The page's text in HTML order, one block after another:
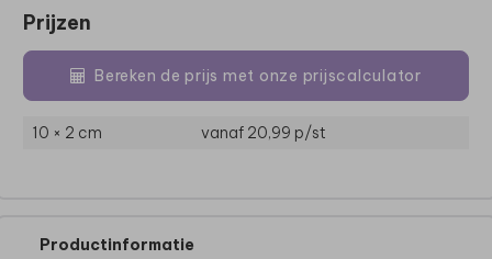
Prijzen
Bereken de prijs met onze prijscalculator
10 × 2 cm vanaf 20,99 p/st
Productinformatie